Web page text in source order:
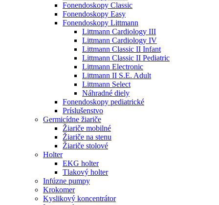
Fonendoskopy Classic
Fonendoskopy Easy
Fonendoskopy Littmann
Littmann Cardiology III
Littmann Cardiology IV
Littmann Classic II Infant
Littmann Classic II Pediatric
Littmann Electronic
Littmann II S.E. Adult
Littmann Select
Náhradné diely
Fonendoskopy pediatrické
Príslušenstvo
Germicídne žiariče
Žiariče mobilné
Žiariče na stenu
Žiariče stolové
Holter
EKG holter
Tlakový holter
Infúzne pumpy
Krokomer
Kyslikový koncentrátor